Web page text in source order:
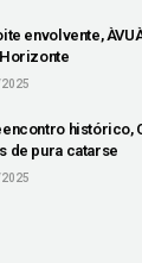
envolvente,
histórico,
de pura catarse